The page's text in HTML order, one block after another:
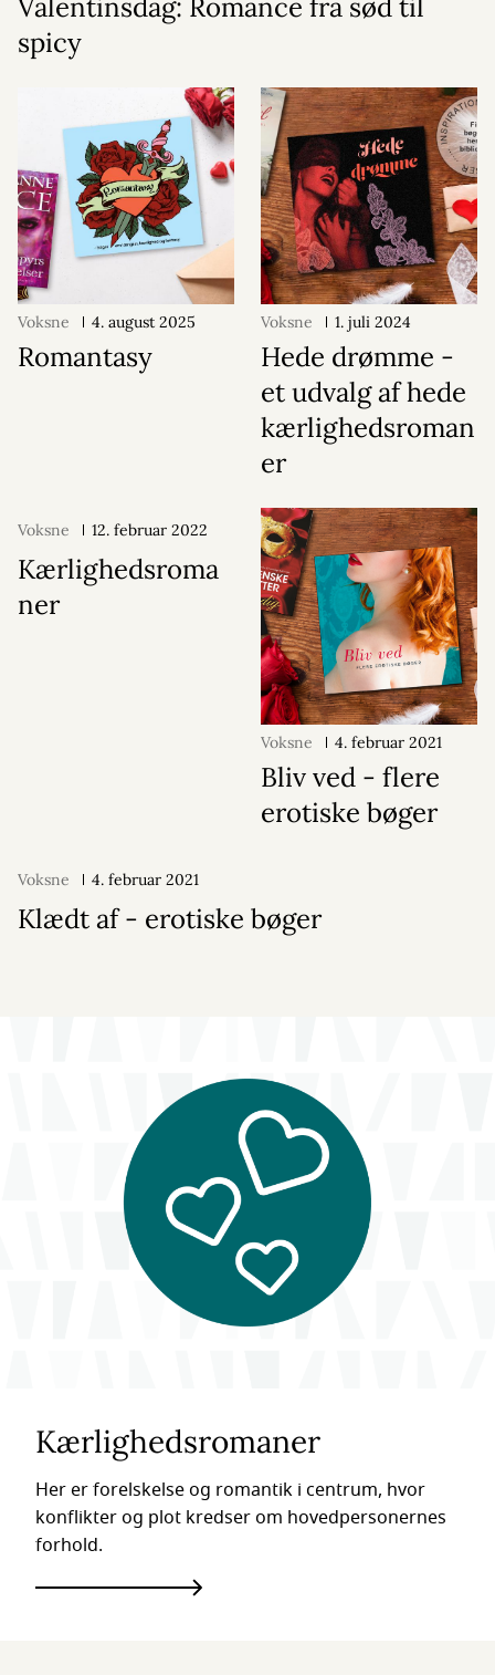
Valentinsdag: Romance fra sød til
spicy
Voksne 4. august 2025
Romantasy
Voksne 1. juli 2024
Hede drømme -
et udvalg af hede
kærlighedsroman
er
Voksne 12. februar 2022
Kærlighedsroma
ner
Voksne 4. februar 2021
Bliv ved - flere
erotiske bøger
Voksne 4. februar 2021
Klædt af - erotiske bøger
Kærlighedsromaner
Her er forelskelse og romantik i centrum, hvor
konflikter og plot kredser om hovedpersonernes
forhold.